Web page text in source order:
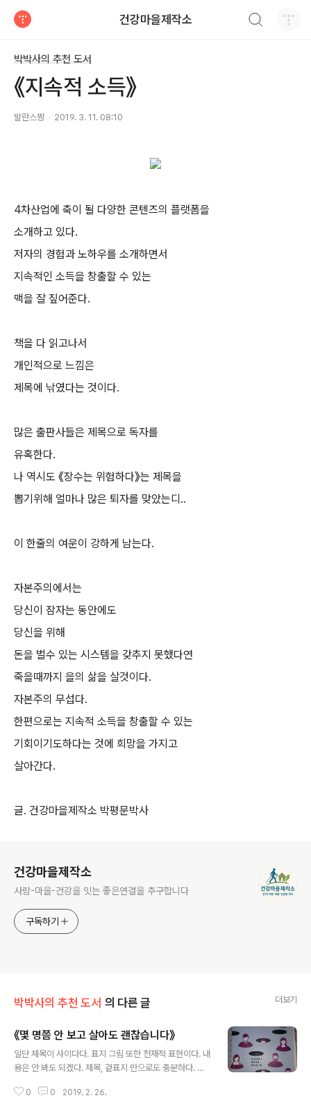
건강마을제작소
박박사의 추천 도서
《지속적 소득》
발란스짱 2019. 3. 11. 08:10
4차산업에 축이 될 다양한 콘텐즈의 플랫폼을
소개하고 있다.
저자의 경험과 노하우를 소개하면서
지속적인 소득을 창출할 수 있는
맥을 잘 짚어준다.
책을 다 읽고나서
개인적으로 느낌은
제목에 낚였다는 것이다.
많은 출판사들은 제목으로 독자를
유혹한다.
나 역시도 《장수는 위험하다》는 제목을
뽑기위해 얼마나 많은 퇴자를 맞았는디..
이 한줄의 여운이 강하게 남는다.
자본주의에서는
당신이 잠자는 동안에도
당신을 위해
돈을 벌수 있는 시스템을 갖추지 못했다연
죽을때까지 을의 삶을 살것이다.
자본주의 무섭다.
한편으로는 지속적 소득을 창출할 수 있는
기회이기도하다는 것에 희망을 가지고
살아간다.
글. 건강마을제작소 박평문박사
건강마을제작소
사람-마을-건강을 잇는 좋은연결을 추구합니다
구독하기
박박사의 추천 도서 의 다른 글 더보기
《몇 명쯤 안 보고 살아도 괜찮습니다》
일단 제목이 사이다다. 표지 그림 또한 천재적 표현이다. 내
용은 안 봐도 되겠다. 제목, 겉표지 만으로도 충분하다. 몇
0 0 2019. 2. 26.